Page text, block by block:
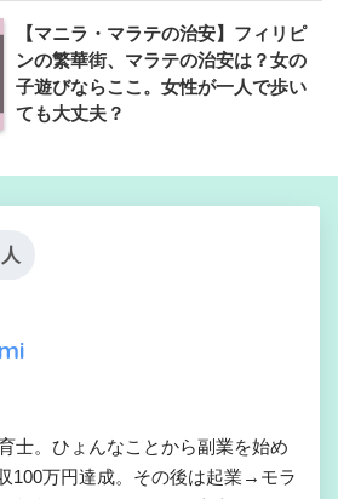
【マニラ・マラテの治安】フィリピ
ンの繁華街、マラテの治安は？女の
子遊びならここ。女性が一人で歩い
ても大丈夫？
士。ひょんなことから副業を始め
100万円達成。その後は起業→モラ